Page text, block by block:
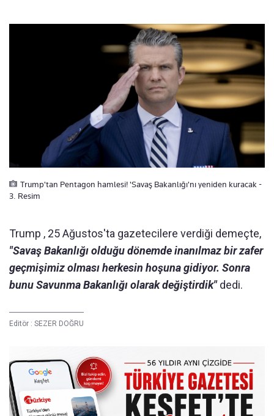
Trump'tan Pentagon hamlesi! 'Savaş Bakanlığı'nı yeniden kuracak -
3. Resim
Trump , 25 Ağustos'ta gazetecilere verdiği demeçte,
"Savaş Bakanlığı olduğu dönemde inanılmaz bir zafer
geçmişimiz olması herkesin hoşuna gidiyor. Sonra
bunu Savunma Bakanlığı olarak değiştirdik"dedi.
Editör : SEZER DOĞRU